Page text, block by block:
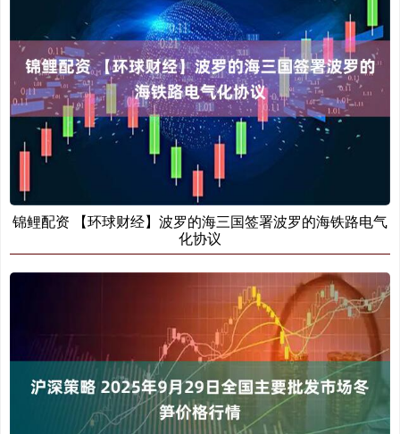
锦鲤配资 【环球财经】波罗的海三国签署波罗的海铁路电气
化协议